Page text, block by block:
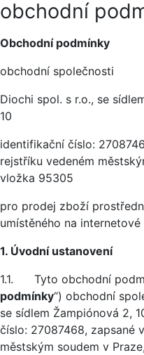
obchodní
Základní údaje
Obchodní podmínky
obchodní společnosti
Diochi spol. s r.o., se
10
identifikační číslo:
rejstříku vedeném
vložka 95305
pro prodej zboží
umístěného na
1. Úvodní ustanovení
1.1. Tyto obchodní
podmínky“) obchodní
se sídlem Žampiónová 2,
číslo: 27087468, zapsané
městským soudem v